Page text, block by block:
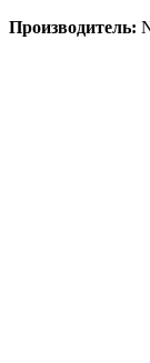
Производитель: